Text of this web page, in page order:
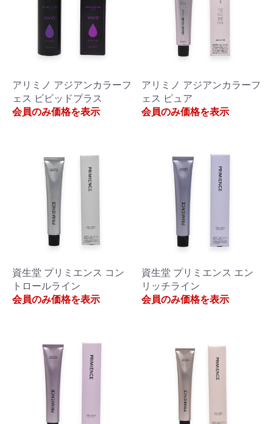
アリミノ アジアンカラーフ
ェス ビビッドプラス
会員のみ価格を表示
アリミノ アジアンカラーフ
ェス ピュア
会員のみ価格を表示
資生堂 プリミエンス コン
トロールライン
会員のみ価格を表示
資生堂 プリミエンス エン
リッチライン
会員のみ価格を表示